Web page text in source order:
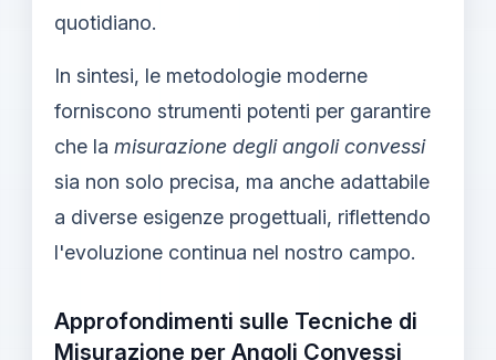
quotidiano.
In sintesi, le metodologie moderne
forniscono strumenti potenti per garantire
che la misurazione degli angoli convessi
sia non solo precisa, ma anche adattabile
a diverse esigenze progettuali, riflettendo
l'evoluzione continua nel nostro campo.
Approfondimenti sulle Tecniche di
Misurazione per Angoli Convessi